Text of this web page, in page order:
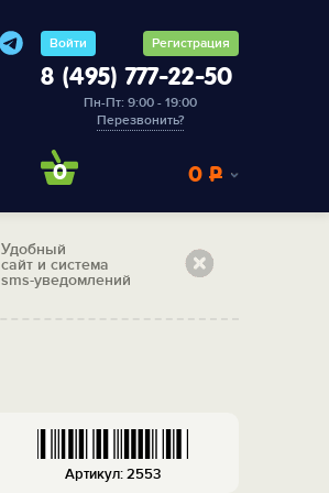
Войти Регистрация
8 (495) 777-22-50
Пн-Пт: 9:00 - 19:00
Перезвонить?
0 0 Р
Удобный
сайт и система
sms-уведомлений
Артикул: 2553